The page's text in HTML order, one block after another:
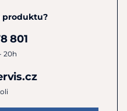
produktu?
801
20h